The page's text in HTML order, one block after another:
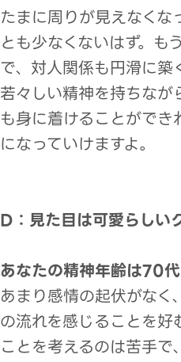
たまに周りが見えなくな
とも少なくないはず。も
で、対人関係も円滑に築
若々しい精神を持ちな
も身に着けることがで
になっていけますよ。
D：見た目は可愛らしい
あなたの精神年齢は70代
あまり感情の起伏がな
の流れを感じることを好
ことを考えるのは苦手